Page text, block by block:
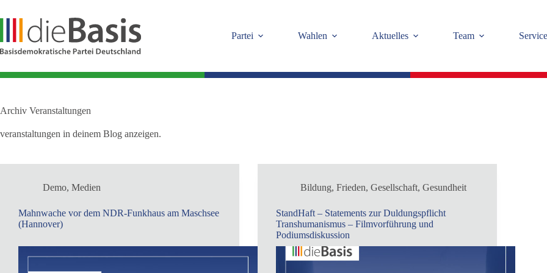
springen
Partei
Wahlen Aktuelles Team Service
Archiv Veranstaltungen
veranstaltungen in deinem Blog anzeigen.
Demo, Medien
Mahnwache vor dem NDR-Funkhaus am Maschsee
(Hannover)
Bildung,Frieden,Gesellschaft,Gesundheit
StandHaft – Statements zur Duldungspflicht
Transhumanismus – Filmvorführung und
Podiumsdiskussion